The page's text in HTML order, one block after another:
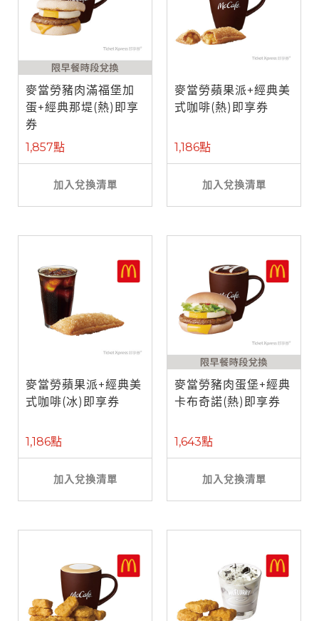
麥當勞豬肉滿福堡加
蛋+經典那堤(熱)即享
券
1,857點
加入兌換清單
麥當勞蘋果派+經典美
式咖啡(熱)即享券
1,186點
加入兌換清單
麥當勞蘋果派+經典美
式咖啡(冰)即享券
1,186點
加入兌換清單
麥當勞豬肉蛋堡+經典
卡布奇諾(熱)即享券
1,643點
加入兌換清單